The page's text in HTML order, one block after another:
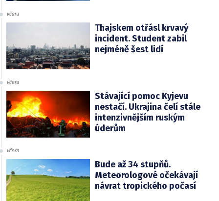
včera
Thajskem otřásl krvavý
incident. Student zabil
nejméně šest lidí
včera
Stávající pomoc Kyjevu
nestačí. Ukrajina čelí stále
intenzivnějším ruským
úderům
včera
Bude až 34 stupňů.
Meteorologové očekávají
návrat tropického počasí